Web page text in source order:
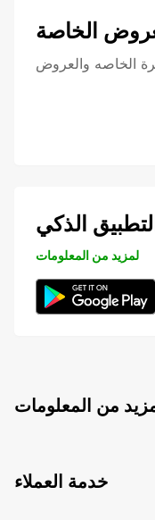
الخاصة
الخاصه والعروض
التطبيق الذكي
لمزيد من المعلومات
من المعلومات
خدمة العملاء